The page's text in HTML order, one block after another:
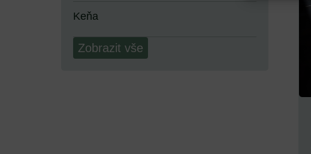
Keňa
Zobrazit vše